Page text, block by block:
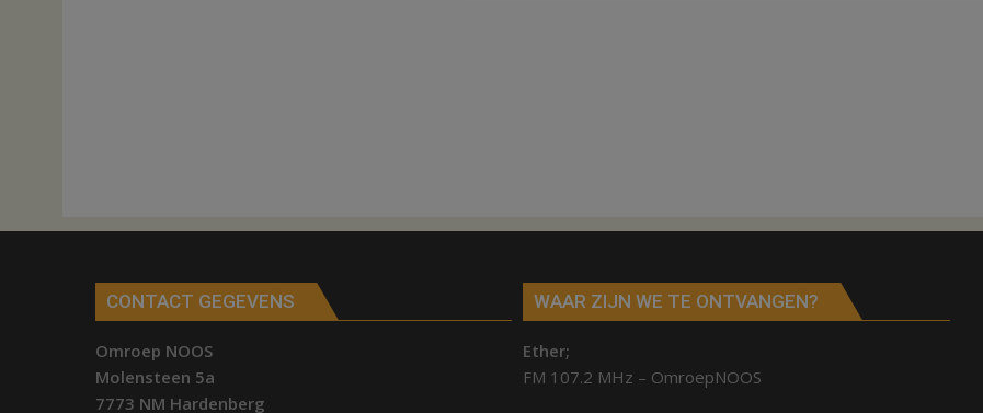
CONTACT GEGEVENS
Omroep NOOS
Molensteen 5a
7773 NM Hardenberg
WAAR ZIJN WE TE ONTVANGEN?
Ether;
FM 107.2 MHz – OmroepNOOS